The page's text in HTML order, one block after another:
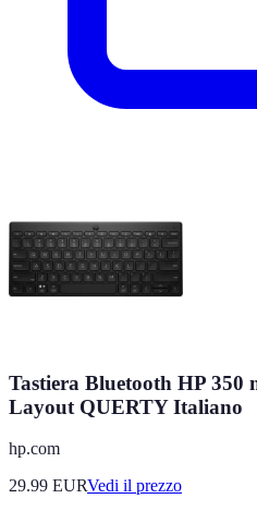
Tastiera Bluetooth HP 350
Layout QUERTY Italiano
hp.com
29.99 EURVedi il prezzo